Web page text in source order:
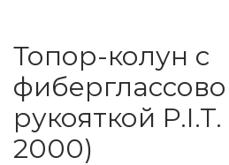
Топор-колун с
рукояткой
2000)